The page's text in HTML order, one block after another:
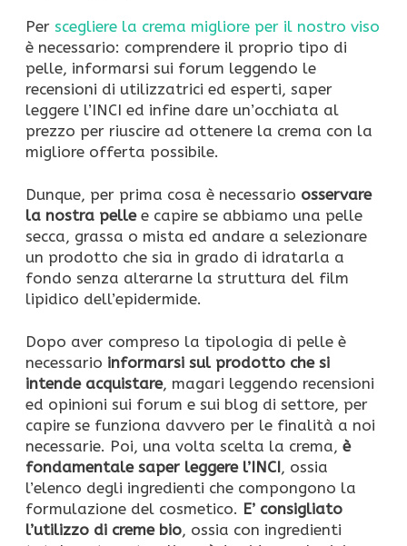
Per scegliere la crema migliore per il nostro viso
è necessario: comprendere il proprio tipo di
pelle, informarsi sui forum leggendo le
recensioni di utilizzatrici ed esperti, saper
leggere l’INCI ed infine dare un’occhiata al
prezzo per riuscire ad ottenere la crema con la
migliore offerta possibile.
Dunque, per prima cosa è necessario osservare
la nostra pellee capire se abbiamo una pelle
secca, grassa o mista ed andare a selezionare
un prodotto che sia in grado di idratarla a
fondo senza alterarne la struttura del film
lipidico dell’epidermide.
Dopo aver compreso la tipologia di pelle è
necessario informarsi sul prodotto che si
intende acquistare, magari leggendo recensioni
ed opinioni sui forum e sui blog di settore, per
capire se funziona davvero per le finalità a noi
necessarie. Poi, una volta scelta la crema, è
fondamentale saper leggere l’INCI, ossia
l’elenco degli ingredienti che compongono la
formulazione del cosmetico. E’ consigliato
l’utilizzo di creme bio, ossia con ingredienti